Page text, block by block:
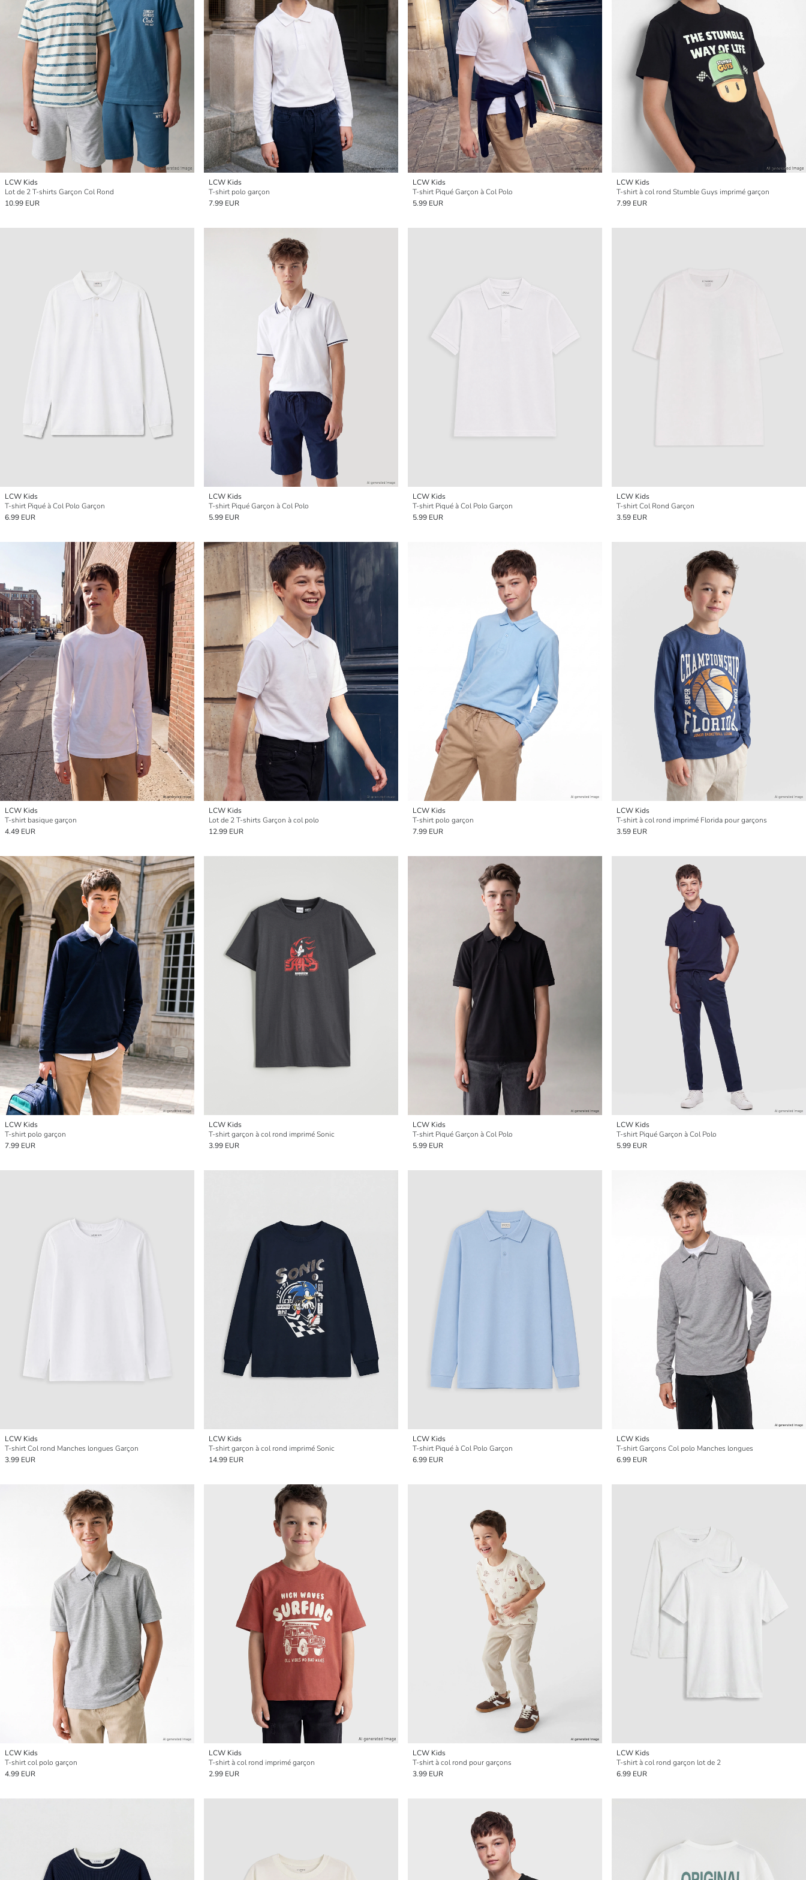
LCW Kids
Lot de 2 T-shirts Garçon Col Rond
10.99 EUR
LCW Kids
T-shirt polo garçon
7.99 EUR
LCW Kids
T-shirt Piqué Garçon à Col Polo
5.99 EUR
LCW Kids
T-shirt à col rond Stumble Guys imprimé garçon
7.99 EUR
LCW Kids
T-shirt Piqué à Col Polo Garçon
6.99 EUR
LCW Kids
T-shirt Piqué Garçon à Col Polo
5.99 EUR
LCW Kids
T-shirt Piqué à Col Polo Garçon
5.99 EUR
LCW Kids
T-shirt Col Rond Garçon
3.59 EUR
LCW Kids
T-shirt basique garçon
4.49 EUR
LCW Kids
Lot de 2 T-shirts Garçon à col polo
12.99 EUR
LCW Kids
T-shirt polo garçon
7.99 EUR
LCW Kids
T-shirt à col rond imprimé Florida pour garçons
3.59 EUR
LCW Kids
T-shirt polo garçon
7.99 EUR
LCW Kids
T-shirt garçon à col rond imprimé Sonic
3.99 EUR
LCW Kids
T-shirt Piqué Garçon à Col Polo
5.99 EUR
LCW Kids
T-shirt Piqué Garçon à Col Polo
5.99 EUR
LCW Kids
T-shirt Col rond Manches longues Garçon
3.99 EUR
LCW Kids
T-shirt garçon à col rond imprimé Sonic
14.99 EUR
LCW Kids
T-shirt Piqué à Col Polo Garçon
6.99 EUR
LCW Kids
T-shirt Garçons Col polo Manches longues
6.99 EUR
LCW Kids
T-shirt col polo garçon
4.99 EUR
LCW Kids
T-shirt à col rond imprimé garçon
2.99 EUR
LCW Kids
T-shirt à col rond pour garçons
3.99 EUR
LCW Kids
T-shirt à col rond garçon lot de 2
6.99 EUR